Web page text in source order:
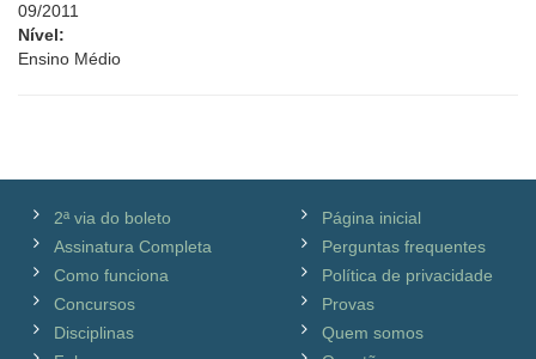
09/2011
Nível:
Ensino Médio
2ª via do boleto
Assinatura Completa
Como funciona
Concursos
Disciplinas
Página inicial
Perguntas frequentes
Política de privacidade
Provas
Quem somos